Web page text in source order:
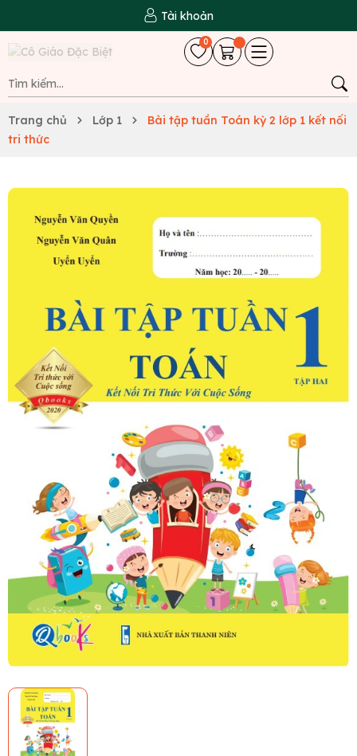
Tài khoản
0
Trang chủ Lớp 1
Bài tập tuần Toán kỳ 2 lớp 1 kết nối
tri thức